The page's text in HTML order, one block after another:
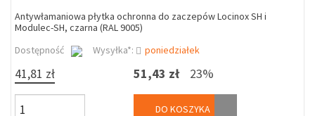
Antywłamaniowa płytka ochronna do zaczepów Locinox SH i
Modulec-SH, czarna (RAL 9005)
Dostępność
Wysyłka*: poniedziałek
41,81 zł 51,43 zł 23%
DO KOSZYKA